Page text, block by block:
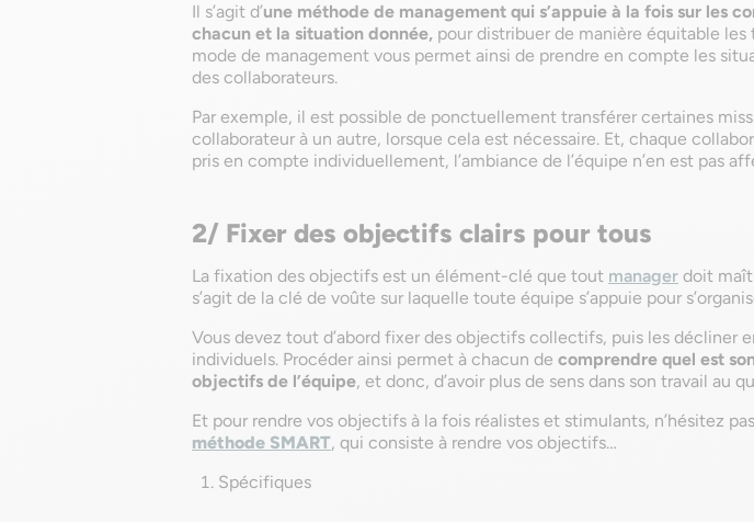
Il s’agit d’une méthode de management qui s’appuie à la fois sur les
chacun et la situation donnée, pour distribuer de manière équitable les
mode de management vous permet ainsi de prendre en compte les
des collaborateurs.
Par exemple, il est possible de ponctuellement transférer certaines
collaborateur à un autre, lorsque cela est nécessaire. Et, chaque
pris en compte individuellement, l’ambiance de l’équipe n’en est pas
2/ Fixer des objectifs clairs pour tous
La fixation des objectifs est un élément-clé que tout manager doit
s’agit de la clé de voûte sur laquelle toute équipe s’appuie pour
Vous devez tout d’abord fixer des objectifs collectifs, puis les décliner
individuels. Procéder ainsi permet à chacun de comprendre quel est
objectifs de l’équipe, et donc, d’avoir plus de sens dans son travail au
Et pour rendre vos objectifs à la fois réalistes et stimulants, n’hésitez
méthode SMART, qui consiste à rendre vos objectifs…
Spécifiques